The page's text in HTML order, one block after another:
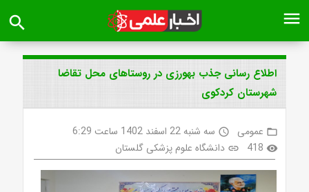
menu
search
اطلاع رسانی جذب بهورزی در روستاهای محل تقاضا
شهرستان کردکوی
folder_open عمومی access_time سه شنبه 22 اسفند 1402 ساعت 6:29
visibility
418
link دانشگاه علوم پزشکی گلستان